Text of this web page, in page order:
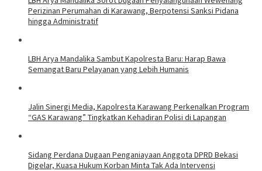
Perizinan Perumahan di Karawang, Berpotensi Sanksi Pidana
hingga Administratif
LBH Arya Mandalika Sambut Kapolresta Baru: Harap Bawa
Semangat Baru Pelayanan yang Lebih Humanis
Jalin Sinergi Media, Kapolresta Karawang Perkenalkan Program
“GAS Karawang” Tingkatkan Kehadiran Polisi di Lapangan
Sidang Perdana Dugaan Penganiayaan Anggota DPRD Bekasi
Digelar, Kuasa Hukum Korban Minta Tak Ada Intervensi